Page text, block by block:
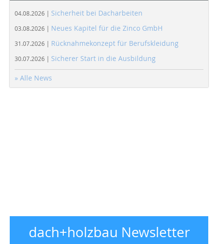
04.08.2026 | Sicherheit bei Dacharbeiten
03.08.2026 | Neues Kapitel für die Zinco GmbH
31.07.2026 | Rücknahmekonzept für Berufskleidung
30.07.2026 | Sicherer Start in die Ausbildung
» Alle News
dach+holzbau Newsletter